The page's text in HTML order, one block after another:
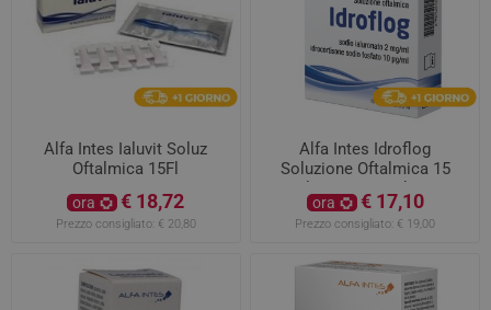
Alfa Intes Ialuvit Soluz
Oftalmica 15Fl
ora € 18,72
Prezzo consigliato: € 20,80
Alfa Intes Idroflog
Soluzione Oftalmica 15
ora € 17,10
Prezzo consigliato: € 19,00